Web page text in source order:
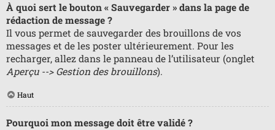
À quoi sert le bouton « Sauvegarder » dans la page de
rédaction de message ?
Il vous permet de sauvegarder des brouillons de vos
messages et de les poster ultérieurement. Pour les
recharger, allez dans le panneau de l’utilisateur (onglet
Aperçu --> Gestion des brouillons).
Haut
Pourquoi mon message doit être validé ?